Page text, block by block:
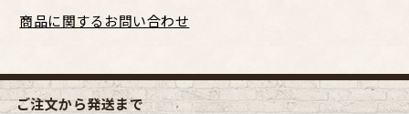
商品に関するお問い合わせ
ご注文から発送まで